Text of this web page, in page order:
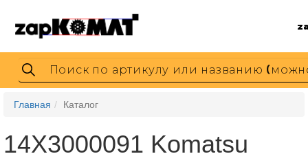
Главная Каталог
14X3000091 Komatsu